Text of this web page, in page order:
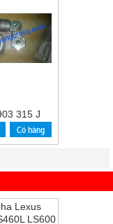
315 J
Có hàng
Lexus
LS600